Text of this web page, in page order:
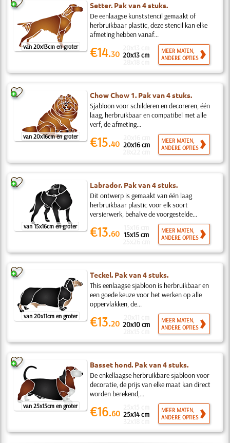
van 20x13cm en groter
Setter. Pak van 4 stuks.
De eenlaagse kunststencil gemaakt of
herbruikbaar plastic, deze stencil kan elke
afmeting hebben vanaf...
€14.30 20x13 cm
MEER MATEN,
ANDERE OPTIES
van 20x16cm en groter
Chow Chow 1. Pak van 4 stuks.
Sjabloon voor schilderen en decoreren, één
laag, herbruikbaar en compatibel met alle
verf, de afmeting...
€15.40 20x16 cm
MEER MATEN,
ANDERE OPTIES
van 15x16cm en groter
Labrador. Pak van 4 stuks.
Dit ontwerp is gemaakt van één laag
herbruikbaar plastic voor elk soort
versierwerk, behalve de voorgestelde...
€13.60 15x15 cm
MEER MATEN,
ANDERE OPTIES
van 20x11cm en groter
Teckel. Pak van 4 stuks.
This eenlaagse sjabloon is herbruikbaar en
een goede keuze voor het werken op alle
oppervlakken, de...
€13.20 20x10 cm
MEER MATEN,
ANDERE OPTIES
van 25x15cm en groter
Basset hond. Pak van 4 stuks.
De enkellaagse herbruikbare sjabloon voor
decoratie, de prijs van elke maat kan direct
worden berekend,...
€16.60 25x14 cm
MEER MATEN,
ANDERE OPTIES